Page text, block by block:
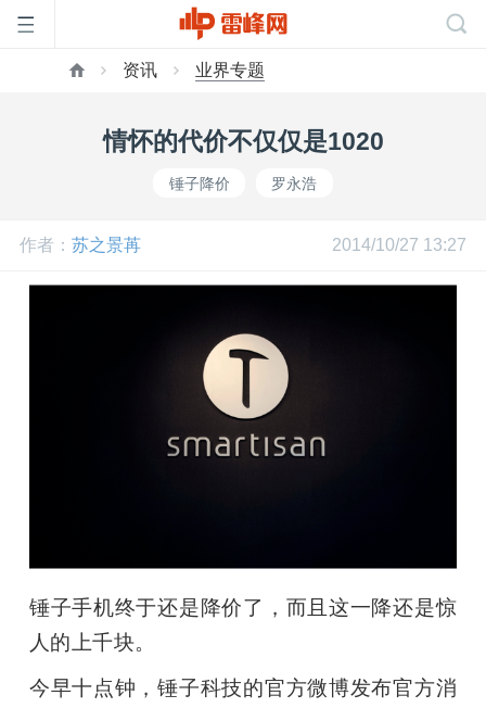
活
动
资讯 业界专题
情怀的代价不仅仅是1020
锤子降价 罗永浩
作者： 苏之景苒 2014/10/27 13:27
锤子手机终于还是降价了，而且这一降还是惊
人的上千块。
今早十点钟，锤子科技的官方微博发布官方消